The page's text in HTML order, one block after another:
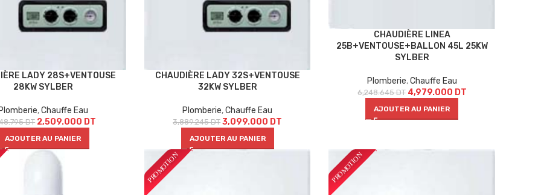
LADY 28S+VENTOUSE
28KW SYLBER
,Chauffe Eau
DT 2,509.000 DT
AJOUTER AU PANIER
CHAUDIÈRE LADY 32S+VENTOUSE
32KW SYLBER
Plomberie,Chauffe Eau
3,889.245DT 3,099.000 DT
AJOUTER AU PANIER
CHAUDIÈRE LINEA
25B+VENTOUSE+BALLON 45L 25KW
SYLBER
Plomberie,Chauffe Eau
6,248.645DT 4,979.000 DT
AJOUTER AU PANIER